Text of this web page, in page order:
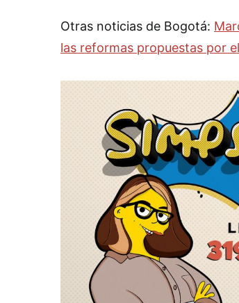
Otras noticias de Bogotá:
las reformas propuestas por